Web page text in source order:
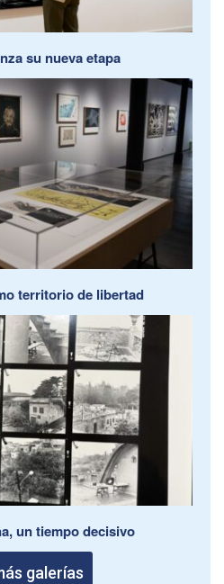
su nueva etapa
territorio de libertad
un tiempo decisivo
galerías